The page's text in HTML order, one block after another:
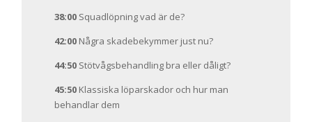
38:00Squadlöpning vad är de?
42:00Några skadebekymmer just nu?
44:50Stötvågsbehandling bra eller dåligt?
45:50Klassiska löparskador och hur man
behandlar dem